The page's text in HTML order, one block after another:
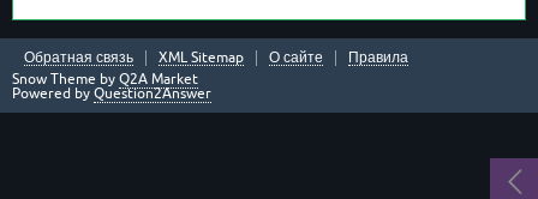
Обратная связь XML Sitemap О сайте
Правила
Snow Theme by Q2A Market
Powered by Question2Answer